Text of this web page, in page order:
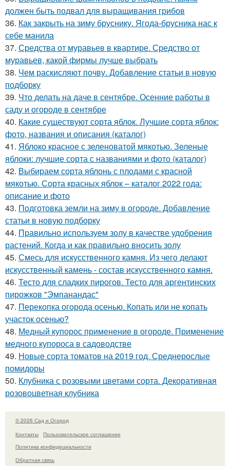
должен быть подвал для выращивания грибов
36. Как закрыть на зиму бруснику. Ягода-брусника нас к
себе манила
37. Средства от муравьев в квартире. Средство от
муравьев, какой фирмы лучше выбрать
38. Чем раскисляют почву. Добавление статьи в новую
подборку
39. Что делать на даче в сентябре. Осенние работы в
саду и огороде в сентябре
40. Какие существуют сорта яблок. Лучшие сорта яблок:
фото, названия и описания (каталог)
41. Яблоко красное с зеленоватой мякотью. Зеленые
яблоки: лучшие сорта с названиями и фото (каталог)
42. Выбираем сорта яблонь с плодами с красной
мякотью. Сорта красных яблок – каталог 2022 года:
описание и фото
43. Подготовка земли на зиму в огороде. Добавление
статьи в новую подборку
44. Правильно используем золу в качестве удобрения
растений. Когда и как правильно вносить золу
45. Смесь для искусственного камня. Из чего делают
искусственный камень - состав искусственного камня.
46. Тесто для сладких пирогов. Тесто для аргентинских
пирожков "Эмпанандас"
47. Перекопка огорода осенью. Копать или не копать
участок осенью?
48. Медный купорос применение в огороде. Применение
медного купороса в садоводстве
49. Новые сорта томатов на 2019 год. Среднерослые
помидоры
50. Клубника с розовыми цветами сорта. Декоративная
розовоцветная клубника
© 2026 Сад и Огород
Контакты
Пользовательское соглашение
Политика конфидециальности
Обратная связь